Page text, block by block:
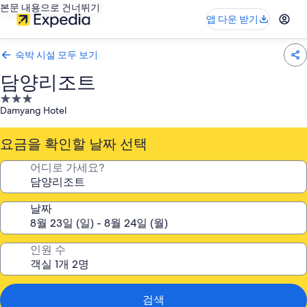
본문 내용으로 건너뛰기
앱 다운 받기
숙박 시설 모두 보기
담양리조트
3.0
성
급
숙
박
설
Damyang Hotel
요금을 확인할 날짜 선택
어디로 가세요?
날짜
인원 수
검색